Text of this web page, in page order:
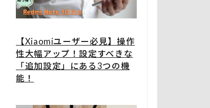
【Xiaomiユーザー必見】操作
性大幅アップ！設定すべきな
「追加設定」にある3つの機
能！